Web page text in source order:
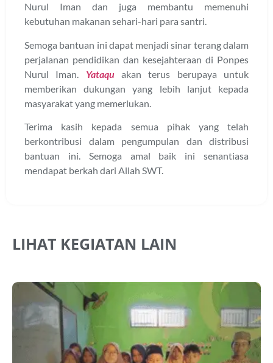
Nurul Iman dan juga membantu memenuhi
kebutuhan makanan sehari-hari para santri.
Semoga bantuan ini dapat menjadi sinar terang dalam
perjalanan pendidikan dan kesejahteraan di Ponpes
Nurul Iman. Yataquakan terus berupaya untuk
memberikan dukungan yang lebih lanjut kepada
masyarakat yang memerlukan.
Terima kasih kepada semua pihak yang telah
berkontribusi dalam pengumpulan dan distribusi
bantuan ini. Semoga amal baik ini senantiasa
mendapat berkah dari Allah SWT.
LIHAT KEGIATAN LAIN